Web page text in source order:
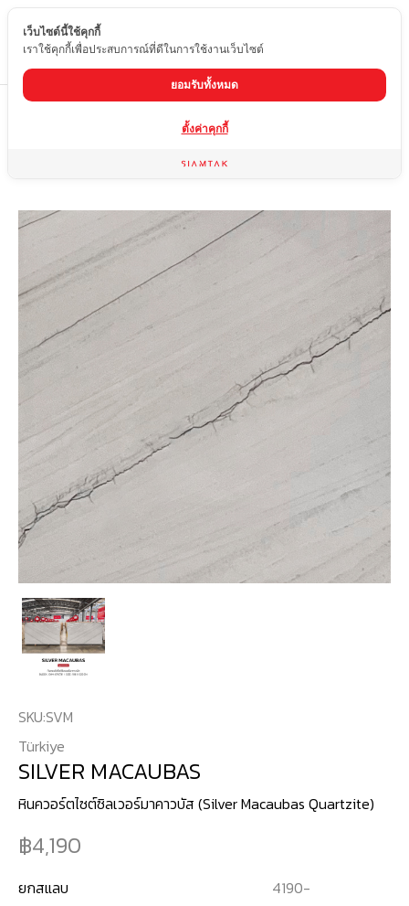
TH
หินควอร์ตไซต์ SILVER MACAUBAS
SKU:SVM
Türkiye
SILVER MACAUBAS
หินควอร์ตไซต์ซิลเวอร์มาคาวบัส (Silver Macaubas Quartzite)
4,190
ยกสแลบ 4190-
เว็บไซต์นี้ใช้คุกกี้
เราใช้คุกกี้เพื่อประสบการณ์ที่ดีในการใช้งานเว็บไซต์
ยอมรับทั้งหมด
ตั้งค่าคุกกี้